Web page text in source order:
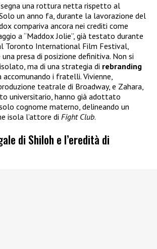
segna una rottura netta rispetto al
un anno fa, durante la lavorazione del
compariva ancora nei crediti come
a “Maddox Jolie”, già testato durante
Toronto International Film Festival,
presa di posizione definitiva. Non si
ma di una strategia di rebranding
accomunando i fratelli. Vivienne,
teatrale di Broadway, e Zahara,
universitario, hanno già adottato
cognome materno, delineando un
isola l’attore di Fight Club.
di Shiloh e l’eredità di